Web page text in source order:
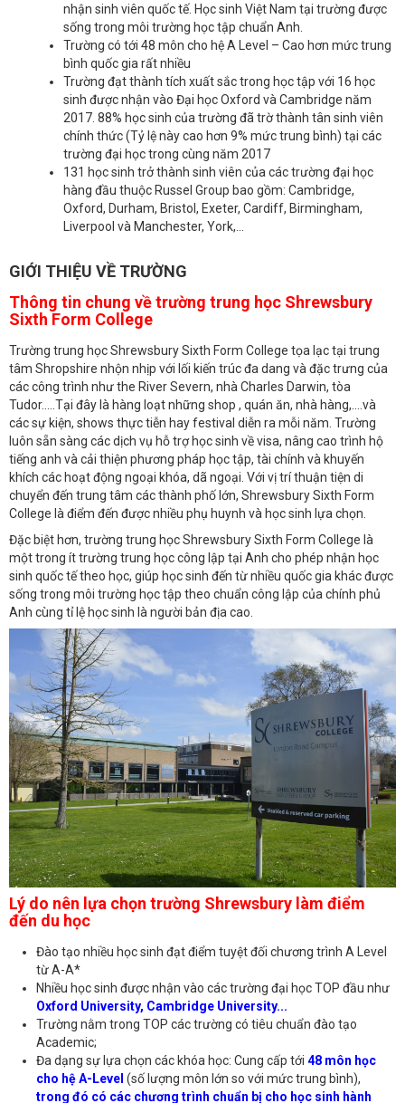
nhận sinh viên quốc tế. Học sinh Việt Nam tại trường được
sống trong môi trường học tập chuẩn Anh.
Trường có tới 48 môn cho hệ A Level – Cao hơn mức trung
bình quốc gia rất nhiều
Trường đạt thành tích xuất sắc trong học tập với 16 học
sinh được nhận vào Đại học Oxford và Cambridge năm
2017. 88% học sinh của trường đã trờ thành tân sinh viên
chính thức (Tỷ lệ này cao hơn 9% mức trung bình) tại các
trường đại học trong cùng năm 2017
131 học sinh trở thành sinh viên của các trường đại học
hàng đầu thuộc Russel Group bao gồm: Cambridge,
Oxford, Durham, Bristol, Exeter, Cardiff, Birmingham,
Liverpool và Manchester, York,…
GIỚI THIỆU VỀ TRƯỜNG
Thông tin chung về trường trung học Shrewsbury
Sixth Form College
Trường trung học Shrewsbury Sixth Form College tọa lạc tại trung
tâm Shropshire nhộn nhịp với lối kiến trúc đa dang và đặc trưng của
các công trình như the River Severn, nhà Charles Darwin, tòa
Tudor…..Tại đây là hàng loạt những shop , quán ăn, nhà hàng,….và
các sự kiện, shows thực tiễn hay festival diễn ra mỗi năm. Trường
luôn sẵn sàng các dịch vụ hỗ trợ học sinh về visa, nâng cao trình hộ
tiếng anh và cải thiện phương pháp học tập, tài chính và khuyến
khích các hoạt động ngoại khóa, dã ngoại. Với vị trí thuận tiện di
chuyển đến trung tâm các thành phố lớn, Shrewsbury Sixth Form
College là điểm đến được nhiều phụ huynh và học sinh lựa chọn.
Đặc biệt hơn, trường trung học Shrewsbury Sixth Form College là
một trong ít trường trung học công lập tại Anh cho phép nhận học
sinh quốc tế theo học, giúp học sinh đến từ nhiều quốc gia khác được
sống trong môi trường học tập theo chuẩn công lập của chính phủ
Anh cùng tỉ lệ học sinh là người bản địa cao.
Lý do nên lựa chọn trường Shrewsbury làm điểm
đến du học
Đào tạo nhiều học sinh đạt điểm tuyệt đối chương trình A Level
từ A-A*
Nhiều học sinh được nhận vào các trường đại học TOP đầu như
Oxford University, Cambridge University...
Trường nằm trong TOP các trường có tiêu chuẩn đào tạo
Academic;
Đa dạng sự lựa chọn các khóa học: Cung cấp tới 48 môn học
cho hệ A-Level (số lượng môn lớn so với mức trung bình),
trong đó có các chương trình chuẩn bị cho học sinh hành